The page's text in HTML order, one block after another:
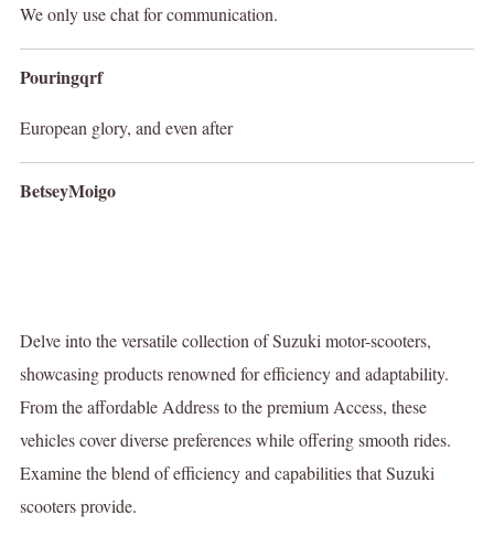
We only use chat for communication.
Pouringqrf
European glory, and even after
BetseyMoigo
Delve into the versatile collection of Suzuki motor-scooters,
showcasing products renowned for efficiency and adaptability.
From the affordable Address to the premium Access, these
vehicles cover diverse preferences while offering smooth rides.
Examine the blend of efficiency and capabilities that Suzuki
scooters provide.